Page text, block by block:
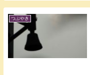
つぶやき